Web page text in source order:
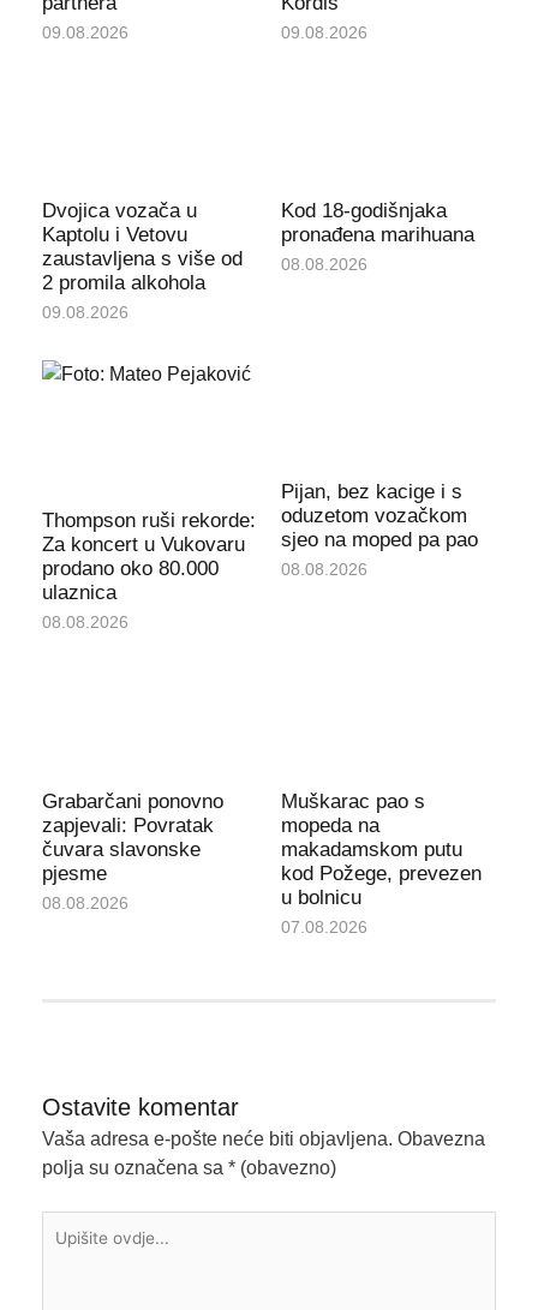
09.08.2026 09.08.2026
Dvojica vozača u
Kaptolu i Vetovu
zaustavljena s više od
2 promila alkohola
09.08.2026
Kod 18-godišnjaka
pronađena marihuana
08.08.2026
Thompson ruši rekorde:
Za koncert u Vukovaru
prodano oko 80.000
ulaznica
08.08.2026
Pijan, bez kacige i s
oduzetom vozačkom
sjeo na moped pa pao
08.08.2026
Grabarčani ponovno
zapjevali: Povratak
čuvara slavonske
pjesme
08.08.2026
Muškarac pao s
mopeda na
makadamskom putu
kod Požege, prevezen
u bolnicu
07.08.2026
Ostavite komentar
Vaša adresa e-pošte neće biti objavljena. Obavezna
polja su označena sa * (obavezno)
ovdje...